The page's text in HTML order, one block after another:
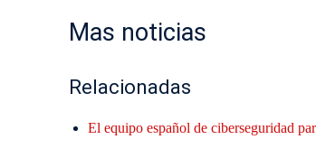
Mas noticias
Relacionadas
El equipo español de ciberseguridad